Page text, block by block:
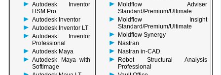
Autodesk Inventor
HSM Pro
Autodesk Inventor
Autodesk Inventor LT
Autodesk Inventor
Professional
Autodesk Maya
Autodesk Maya with
Softimage
Moldflow Adviser
Standard/Premium/Ultimate
Moldflow Insight
Standard/Premium/Ultimate
Moldflow Synergy
Nastran
Nastran in-CAD
Robot Structural Analysis
Professional